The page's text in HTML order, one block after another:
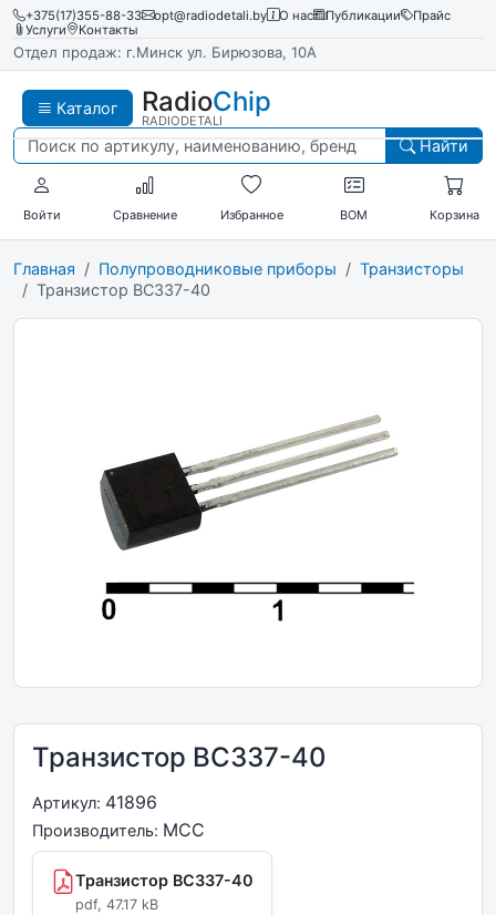
+375(17)355-88-33 opt@radiodetali.by О нас Публикации
Прайс
Услуги
Контакты
Отдел продаж: г.Минск ул. Бирюзова, 10А
Каталог RadioChip
RADIODETALI
Найти
Войти Сравнение Избранное BOM Корзина
Главная Полупроводниковые приборы
Транзисторы
Транзистор BC337-40
Транзистор BC337-40
Артикул: 41896
Производитель: MCC
Транзистор BC337-40
pdf, 47.17 kB